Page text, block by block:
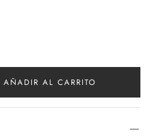
AÑADIR AL CARRITO